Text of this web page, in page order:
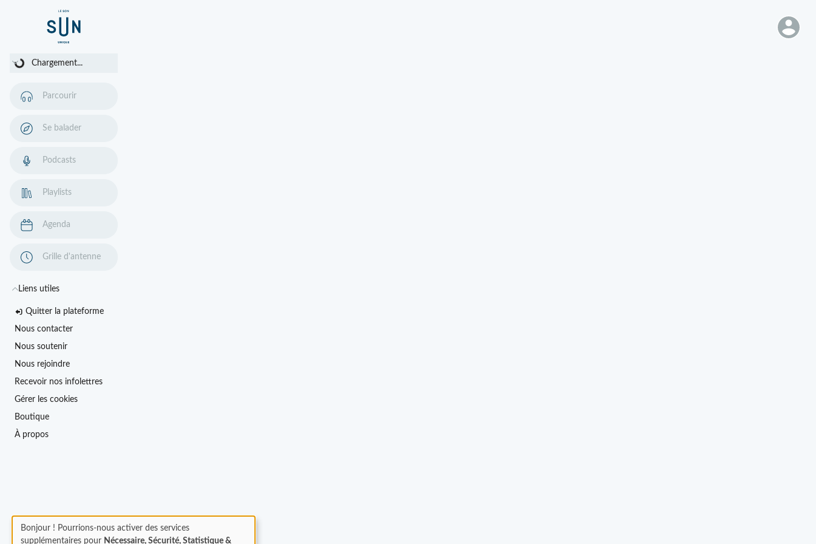
Chargement...
Chargement...
Parcourir
Se balader
Podcasts
Playlists
Agenda
Grille d'antenne
Liens utiles
Quitter la plateforme
Nous contacter
Nous soutenir
Nous rejoindre
Recevoir nos infolettres
Gérer les cookies
Boutique
À propos
Bonjour ! Pourrions-nous activer des services
supplémentaires pour Nécessaire, Sécurité, Statistique &